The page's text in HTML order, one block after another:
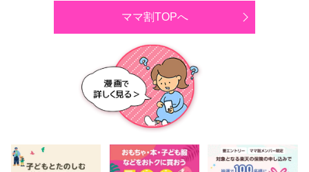
ママ割TOPへ